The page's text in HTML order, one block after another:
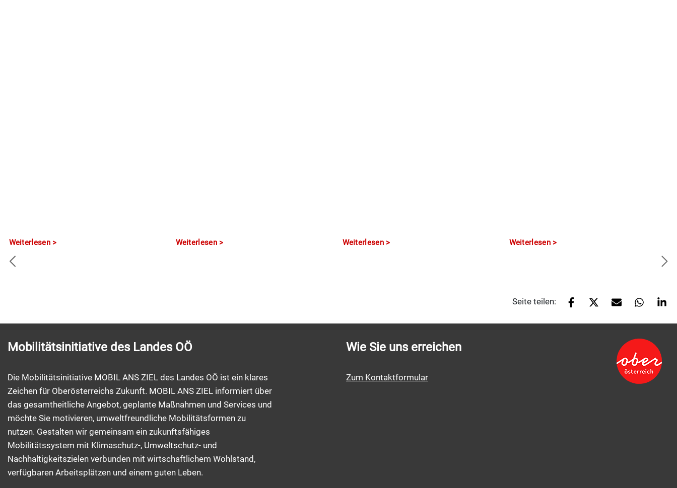
Weiterlesen Weiterlesen Weiterlesen Weiterlesen
Seite teilen:
Mobilitätsinitiative des Landes OÖ
Die Mobilitätsinitiative MOBIL ANS ZIEL des Landes OÖ ist ein klares
Zeichen für Oberösterreichs Zukunft. MOBIL ANS ZIEL informiert über
das gesamtheitliche Angebot, geplante Maßnahmen und Services und
möchte Sie motivieren, umweltfreundliche Mobilitätsformen zu
nutzen. Gestalten wir gemeinsam ein zukunftsfähiges
Mobilitätssystem mit Klimaschutz-, Umweltschutz- und
Nachhaltigkeitszielen verbunden mit wirtschaftlichem Wohlstand,
verfügbaren Arbeitsplätzen und einem guten Leben.
Wie Sie uns erreichen
Zum Kontaktformular